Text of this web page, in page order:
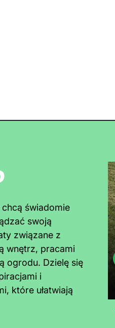
świadomie
swoją
związane z
wnętrz, pracami
ogrodu. Dzielę się
i
które ułatwiają
z sufitu łazienki —